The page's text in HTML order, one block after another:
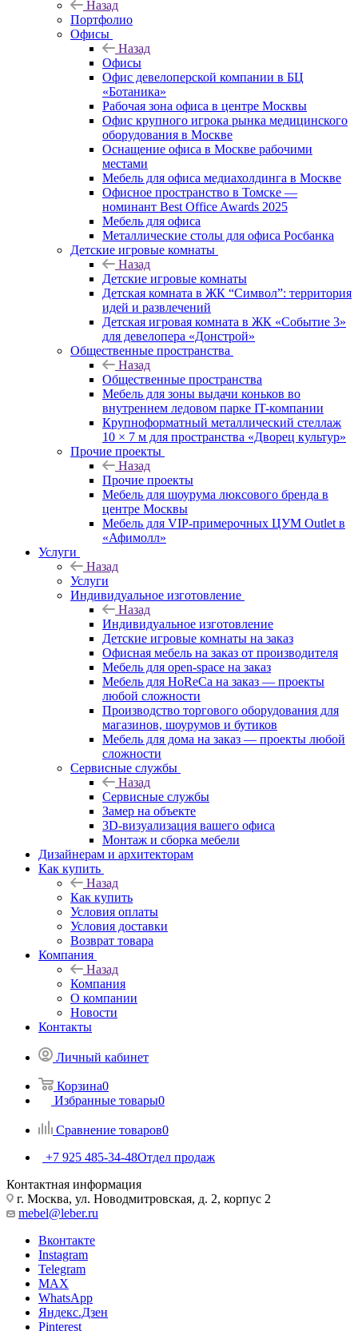
Назад
Портфолио
Офисы
Назад
Офисы
Офис девелоперской компании в БЦ
«Ботаника»
Рабочая зона офиса в центре Москвы
Офис крупного игрока рынка медицинского
оборудования в Москве
Оснащение офиса в Москве рабочими
местами
Мебель для офиса медиахолдинга в Москве
Офисное пространство в Томске —
номинант Best Office Awards 2025
Мебель для офиса
Металлические столы для офиса Росбанка
Детские игровые комнаты
Назад
Детские игровые комнаты
Детская комната в ЖК “Символ”: территория
идей и развлечений
Детская игровая комната в ЖК «Событие 3»
для девелопера «Донстрой»
Общественные пространства
Назад
Общественные пространства
Мебель для зоны выдачи коньков во
внутреннем ледовом парке IT-компании
Крупноформатный металлический стеллаж
10 × 7 м для пространства «Дворец культур»
Прочие проекты
Назад
Прочие проекты
Мебель для шоурума люксового бренда в
центре Москвы
Мебель для VIP-примерочных ЦУМ Outlet в
«Афимолл»
Услуги
Назад
Услуги
Индивидуальное изготовление
Назад
Индивидуальное изготовление
Детские игровые комнаты на заказ
Офисная мебель на заказ от производителя
Мебель для open-space на заказ
Мебель для HoReCa на заказ — проекты
любой сложности
Производство торгового оборудования для
магазинов, шоурумов и бутиков
Мебель для дома на заказ — проекты любой
сложности
Сервисные службы
Назад
Сервисные службы
Замер на объекте
3D-визуализация вашего офиса
Монтаж и сборка мебели
Дизайнерам и архитекторам
Как купить
Назад
Как купить
Условия оплаты
Условия доставки
Возврат товара
Компания
Назад
Компания
О компании
Новости
Контакты
Личный кабинет
Корзина0
Избранные товары0
Сравнение товаров0
+7 925 485-34-48Отдел продаж
Контактная информация
г. Москва, ул. Новодмитровская, д. 2, корпус 2
mebel@leber.ru
Вконтакте
Instagram
Telegram
MAX
WhatsApp
Яндекс.Дзен
Pinterest